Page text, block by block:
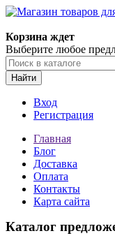
Корзина ждет
Выберите любое
Найти
Вход
Регистрация
Главная
Блог
Доставка
Оплата
Контакты
Карта сайта
Каталог